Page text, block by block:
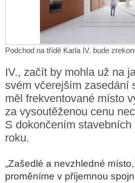
Podchod na třídě Karla IV. bude
IV., začít by mohla už na
svém včerejším zasedání
měl frekventované místo
za vysoutěženou cenu
S dokončením
roku.
„Zašedlé a nevzhledné
proměníme v příjemnou